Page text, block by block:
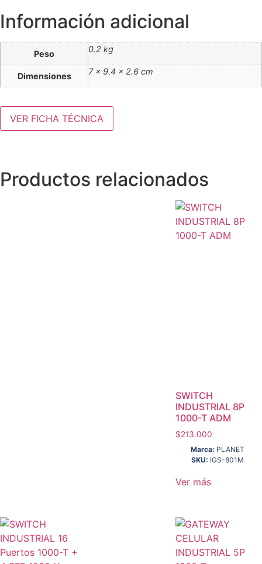
Información adicional
Peso 0.2 kg
Dimensiones 7 × 9.4 × 2.6 cm
VER FICHA TÉCNICA
Productos relacionados
SWITCH
INDUSTRIAL 8P
1000-T ADM
$213.000
Marca: PLANET
SKU: IGS-801M
Ver más